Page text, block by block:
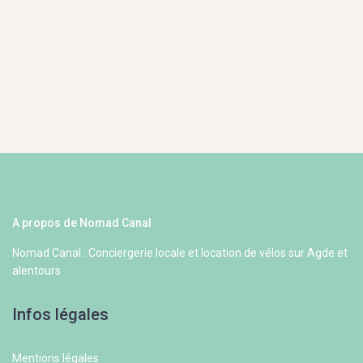
A propos de Nomad Canal
Nomad Canal : Conciergerie locale et location de vélos sur Agde et
alentours
Infos légales
Mentions légales